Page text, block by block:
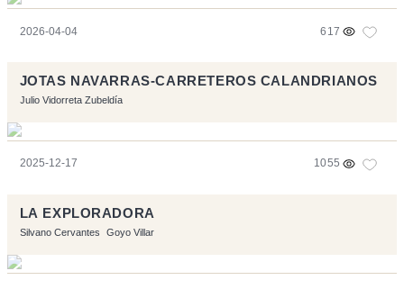
2026-04-04 617
JOTAS NAVARRAS-CARRETEROS CALANDRIANOS
Julio Vidorreta Zubeldía
2025-12-17 1055
LA EXPLORADORA
Silvano Cervantes Goyo Villar